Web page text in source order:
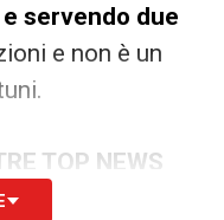
servendo due
e non è un
TOP NEWS